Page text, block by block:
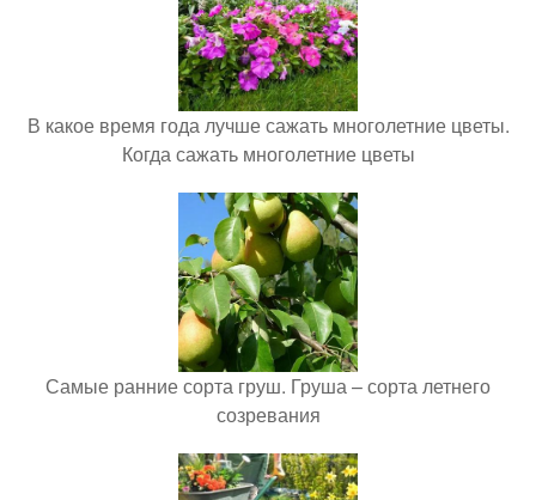
В какое время года лучше сажать многолетние цветы.
Когда сажать многолетние цветы
Самые ранние сорта груш. Груша – сорта летнего
созревания